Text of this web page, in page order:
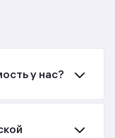
у нас?